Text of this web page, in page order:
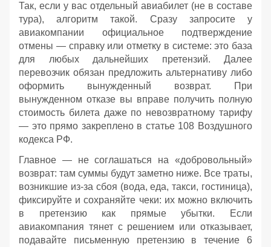
Так, если у вас отдельный авиабилет (не в составе
тура), алгоритм такой. Сразу запросите у
авиакомпании официальное подтверждение
отмены — справку или отметку в системе: это база
для любых дальнейших претензий. Далее
перевозчик обязан предложить альтернативу либо
оформить вынужденный возврат. При
вынужденном отказе вы вправе получить полную
стоимость билета даже по невозвратному тарифу
— это прямо закреплено в статье 108 Воздушного
кодекса РФ.
Главное — не соглашаться на «добровольный»
возврат: там суммы будут заметно ниже. Все траты,
возникшие из‑за сбоя (вода, еда, такси, гостиница),
фиксируйте и сохраняйте чеки: их можно включить
в претензию как прямые убытки. Если
авиакомпания тянет с решением или отказывает,
подавайте письменную претензию в течение 6